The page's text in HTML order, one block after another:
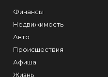
Финансы
Недвижимость
Авто
Происшествия
Афиша
Жизнь